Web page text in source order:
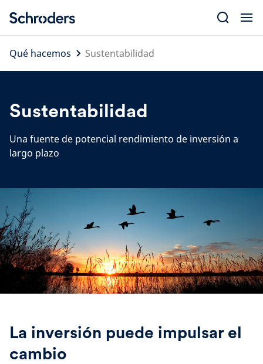
content
Qué hacemos
Sustentabilidad
Sustentabilidad
Una fuente de potencial rendimiento de inversión a
largo plazo
La inversión puede impulsar el
cambio